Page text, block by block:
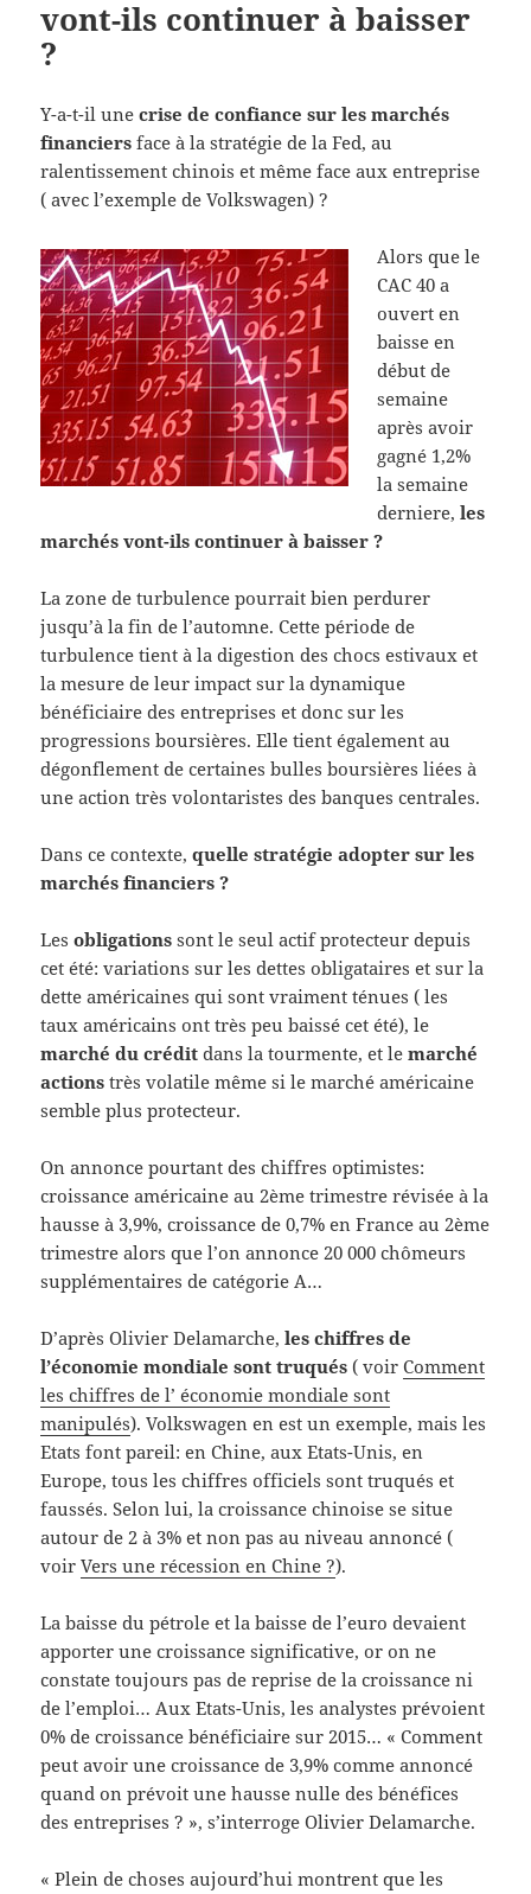
vont-ils continuer à baisser
?
Y-a-t-il unecrise de confiance sur les marchés
financiers face à la stratégie de la Fed, au
ralentissement chinois et même face aux entreprise
( avec l’exemple de Volkswagen) ?
Alors que le
CAC 40 a
ouvert en
baisse en
début de
semaine
après avoir
gagné 1,2%
la semaine
derniere,les
marchés vont-ils continuer à baisser ?
La zone de turbulence pourrait bien perdurer
jusqu’à la fin de l’automne. Cette période de
turbulence tient à la digestion des chocs estivaux et
la mesure de leur impact sur la dynamique
bénéficiaire des entreprises et donc sur les
progressions boursières. Elle tient également au
dégonflement de certaines bulles boursières liées à
une action très volontaristes des banques centrales.
Dans ce contexte,quelle stratégie adopter sur les
marchés financiers ?
Lesobligations sont le seul actif protecteur depuis
cet été: variations sur les dettes obligataires et sur la
dette américaines qui sont vraiment ténues ( les
taux américains ont très peu baissé cet été), le
marché du crédit dans la tourmente, et lemarché
actions très volatile même si le marché américaine
semble plus protecteur.
On annonce pourtant des chiffres optimistes:
croissance américaine au 2ème trimestre révisée à la
hausse à 3,9%, croissance de 0,7% en France au 2ème
trimestre alors que l’on annonce 20 000 chômeurs
supplémentaires de catégorie A…
D’après Olivier Delamarche,les chiffres de
l’économie mondiale sont truqués ( voirComment
les chiffres de l’ économie mondiale sont
manipulés). Volkswagen en est un exemple, mais les
Etats font pareil: en Chine, aux Etats-Unis, en
Europe, tous les chiffres officiels sont truqués et
faussés. Selon lui, la croissance chinoise se situe
autour de 2 à 3% et non pas au niveau annoncé (
voirVers une récession en Chine ?).
La baisse du pétrole et la baisse de l’euro devaient
apporter une croissance significative, or on ne
constate toujours pas de reprise de la croissance ni
de l’emploi… Aux Etats-Unis, les analystes prévoient
0% de croissance bénéficiaire sur 2015… « Comment
peut avoir une croissance de 3,9% comme annoncé
quand on prévoit une hausse nulle des bénéfices
des entreprises ? », s’interroge Olivier Delamarche.
« Plein de choses aujourd’hui montrent que les